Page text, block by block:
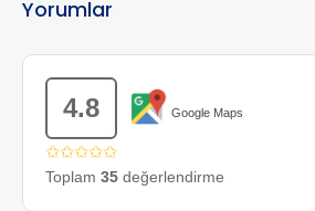
Yorumlar
4.8 Google Maps
✩✩✩✩✩
Toplam 35 değerlendirme